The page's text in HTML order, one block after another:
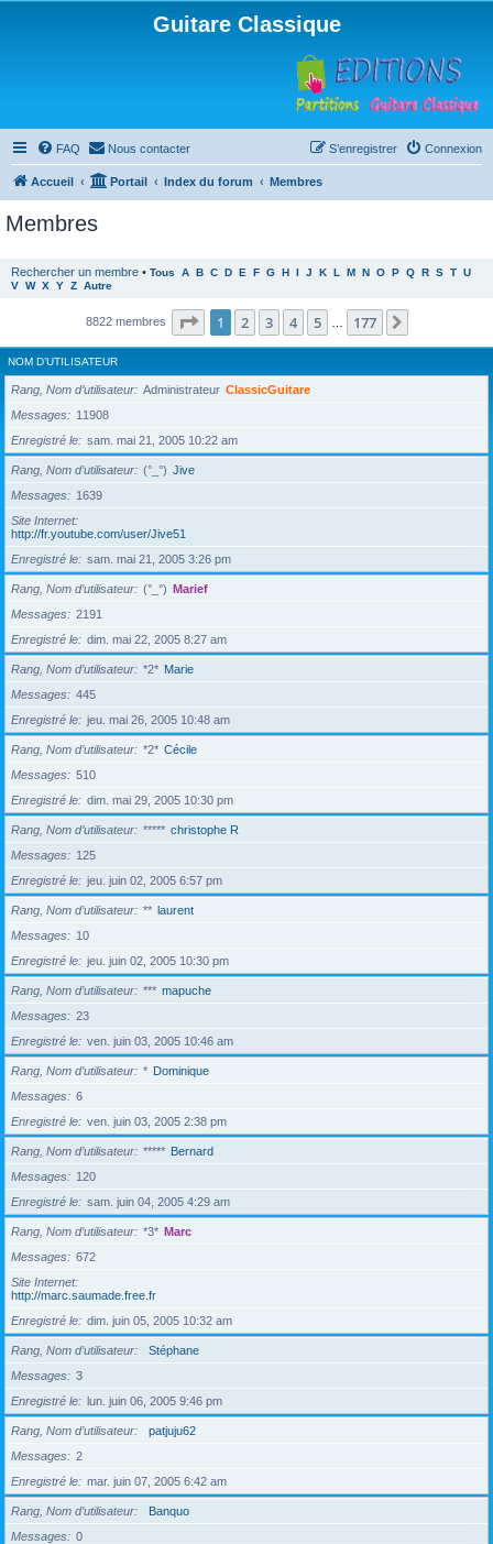
Guitare Classique
FAQ Nous contacter Connexion
S’enregistrer
Accueil Portail Index du forum Membres
Membres
Rechercher un membre • Tous A B C D E F G H I J K L M N O P Q R S T U
V W X Y Z Autre
8822 membres Page 1sur177
1 2 3 4 5 177
NOM D’UTILISATEUR
Rang, Nom d’utilisateur Administrateur ClassicGuitare
Messages
11908
Enregistré le
sam. mai 21, 2005 10:22 am
Rang, Nom d’utilisateur (°_°) Jive
Messages
1639
Site Internet
http://fr.youtube.com/user/Jive51
Enregistré le
sam. mai 21, 2005 3:26 pm
Rang, Nom d’utilisateur (°_°) Marief
Messages
2191
Enregistré le
dim. mai 22, 2005 8:27 am
Rang, Nom d’utilisateur *2* Marie
Messages
445
Enregistré le
jeu. mai 26, 2005 10:48 am
Rang, Nom d’utilisateur *2* Cécile
Messages
510
Enregistré le
dim. mai 29, 2005 10:30 pm
Rang, Nom d’utilisateur ***** christophe R
Messages
125
Enregistré le
jeu. juin 02, 2005 6:57 pm
Rang, Nom d’utilisateur ** laurent
Messages
10
Enregistré le
jeu. juin 02, 2005 10:30 pm
Rang, Nom d’utilisateur *** mapuche
Messages
23
Enregistré le
ven. juin 03, 2005 10:46 am
Rang, Nom d’utilisateur * Dominique
Messages
6
Enregistré le
ven. juin 03, 2005 2:38 pm
Rang, Nom d’utilisateur ***** Bernard
Messages
120
Enregistré le
sam. juin 04, 2005 4:29 am
Rang, Nom d’utilisateur *3* Marc
Messages
672
Site Internet
http://marc.saumade.free.fr
Enregistré le
dim. juin 05, 2005 10:32 am
Rang, Nom d’utilisateur
Stéphane
Messages
3
Enregistré le
lun. juin 06, 2005 9:46 pm
Rang, Nom d’utilisateur
patjuju62
Messages
2
Enregistré le
mar. juin 07, 2005 6:42 am
Rang, Nom d’utilisateur
Banquo
Messages
0